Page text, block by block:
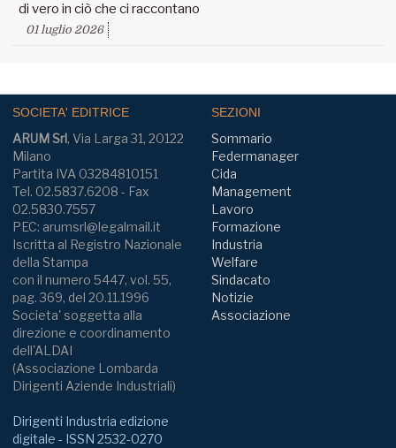
di vero in ciò che ci raccontano
01 luglio 2026
SOCIETA' EDITRICE
ARUM Srl, Via Larga 31, 20122
Milano
Partita IVA 03284810151
Tel. 02.5837.6208 - Fax
02.5830.7557
PEC: arumsrl@legalmail.it
Iscritta al Registro Nazionale
della Stampa
con il numero 5447, vol. 55,
pag. 369, del 20.11.1996
Societa' soggetta alla
direzione e coordinamento
dell'ALDAI
(Associazione Lombarda
Dirigenti Aziende Industriali)
Dirigenti Industria edizione
digitale - ISSN 2532-0270
SEZIONI
Sommario
Federmanager
Cida
Management
Lavoro
Formazione
Industria
Welfare
Sindacato
Notizie
Associazione